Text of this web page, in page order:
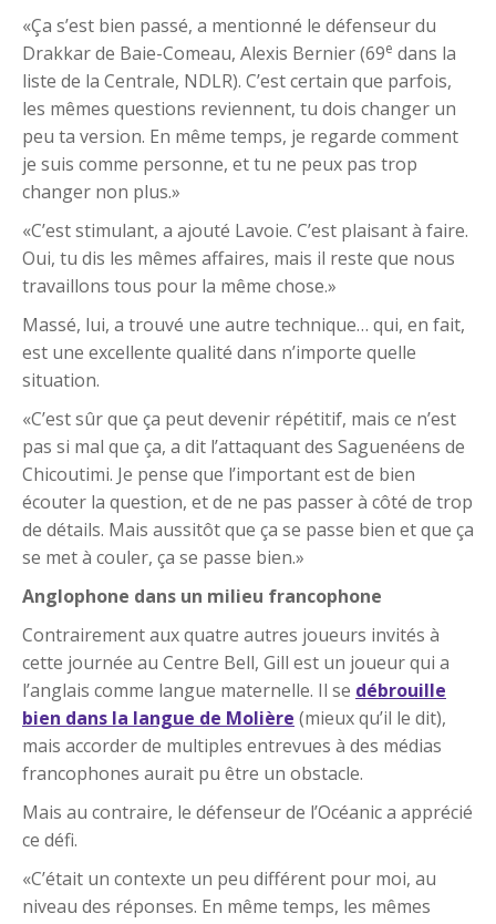
«Ça s’est bien passé, a mentionné le défenseur du
Drakkar de Baie-Comeau, Alexis Bernier (69e dans la
liste de la Centrale, NDLR). C’est certain que parfois,
les mêmes questions reviennent, tu dois changer un
peu ta version. En même temps, je regarde comment
je suis comme personne, et tu ne peux pas trop
changer non plus.»
«C’est stimulant, a ajouté Lavoie. C’est plaisant à faire.
Oui, tu dis les mêmes affaires, mais il reste que nous
travaillons tous pour la même chose.»
Massé, lui, a trouvé une autre technique… qui, en fait,
est une excellente qualité dans n’importe quelle
situation.
«C’est sûr que ça peut devenir répétitif, mais ce n’est
pas si mal que ça, a dit l’attaquant des Saguenéens de
Chicoutimi. Je pense que l’important est de bien
écouter la question, et de ne pas passer à côté de trop
de détails. Mais aussitôt que ça se passe bien et que ça
se met à couler, ça se passe bien.»
Anglophone dans un milieu francophone
Contrairement aux quatre autres joueurs invités à
cette journée au Centre Bell, Gill est un joueur qui a
l’anglais comme langue maternelle. Il se débrouille
bien dans la langue de Molière (mieux qu’il le dit),
mais accorder de multiples entrevues à des médias
francophones aurait pu être un obstacle.
Mais au contraire, le défenseur de l’Océanic a apprécié
ce défi.
«C’était un contexte un peu différent pour moi, au
niveau des réponses. En même temps, les mêmes